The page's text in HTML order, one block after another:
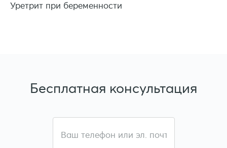
Уретрит при беременности
Бесплатная консультация